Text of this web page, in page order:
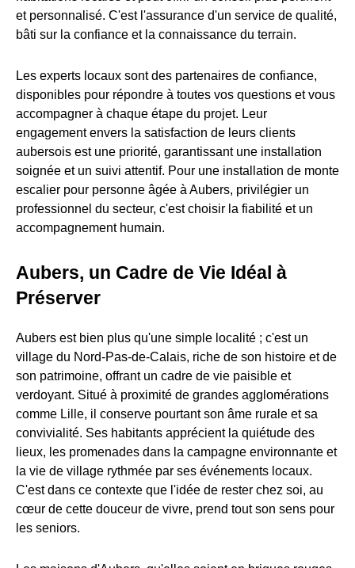
et personnalisé. C'est l'assurance d'un service de qualité,
bâti sur la confiance et la connaissance du terrain.
Les experts locaux sont des partenaires de confiance,
disponibles pour répondre à toutes vos questions et vous
accompagner à chaque étape du projet. Leur
engagement envers la satisfaction de leurs clients
aubersois est une priorité, garantissant une installation
soignée et un suivi attentif. Pour une installation de monte
escalier pour personne âgée à Aubers, privilégier un
professionnel du secteur, c'est choisir la fiabilité et un
accompagnement humain.
Aubers, un Cadre de Vie Idéal à
Préserver
Aubers est bien plus qu'une simple localité ; c'est un
village du Nord-Pas-de-Calais, riche de son histoire et de
son patrimoine, offrant un cadre de vie paisible et
verdoyant. Situé à proximité de grandes agglomérations
comme Lille, il conserve pourtant son âme rurale et sa
convivialité. Ses habitants apprécient la quiétude des
lieux, les promenades dans la campagne environnante et
la vie de village rythmée par ses événements locaux.
C'est dans ce contexte que l'idée de rester chez soi, au
cœur de cette douceur de vivre, prend tout son sens pour
les seniors.